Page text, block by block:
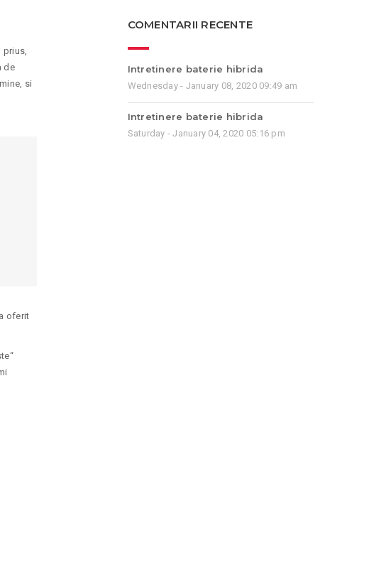
prius,
de
si
oferit
COMENTARII RECENTE
Intretinere baterie hibrida
Wednesday - January 08, 2020 09:49 am
Intretinere baterie hibrida
Saturday - January 04, 2020 05:16 pm